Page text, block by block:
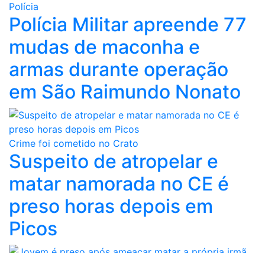
Polícia
Polícia Militar apreende 77
mudas de maconha e
armas durante operação
em São Raimundo Nonato
Crime foi cometido no Crato
Suspeito de atropelar e
matar namorada no CE é
preso horas depois em
Picos